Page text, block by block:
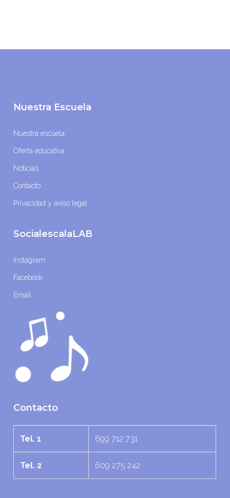
Nuestra Escuela
Nuestra escuela
Oferta educativa
Noticias
Contacto
Privacidad y aviso legal
SocialescalaLAB
Instagram
Facebook
Email
Contacto
Tel. 1 699 712 731
Tel. 2 609 275 242